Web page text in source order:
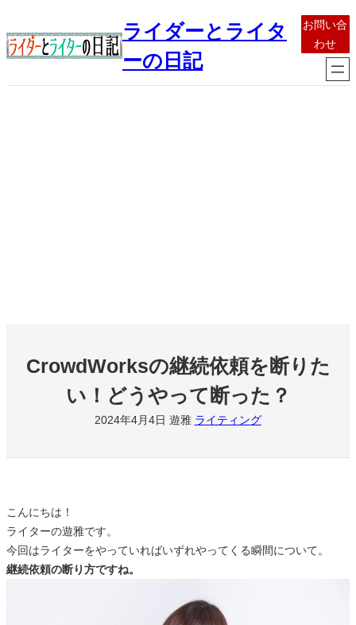
容
を
ライダーとライタ
ーの日記
お問い合
わせ
CrowdWorksの継続依頼を断りた
い！どうやって断った？
2024年4月4日 遊雅 ライティング
こんにちは！
ライターの遊雅です。
今回はライターをやっていればいずれやってくる瞬間について。
継続依頼の断り方ですね。